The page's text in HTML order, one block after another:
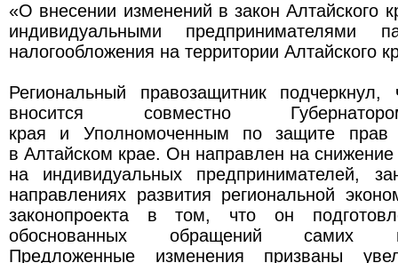
«О внесении изменений в закон Алтайского
индивидуальными предпринимателями
налогообложения на территории Алтайского
Региональный правозащитник подчеркнул,
вносится совместно
края и Уполномоченным по защите прав
в Алтайском крае. Он направлен на снижение
на индивидуальных предпринимателей,
направлениях развития региональной
законопроекта в том, что он
обоснованных обращений самих
Предложенные изменения призваны